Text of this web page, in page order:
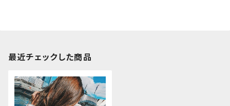
最近チェックした商品